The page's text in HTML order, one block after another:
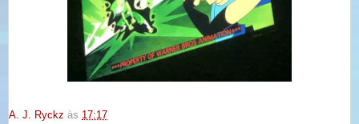
A. J. Ryckz às 17:17